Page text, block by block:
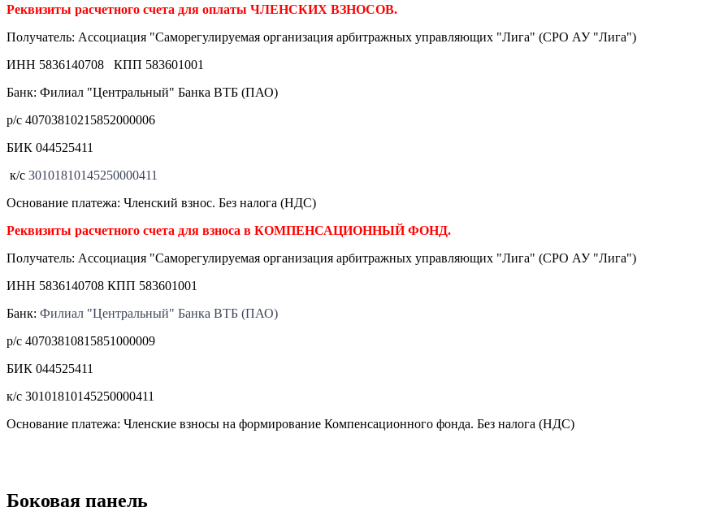
Реквизиты расчетного счета для оплаты ЧЛЕНСКИХ ВЗНОСОВ.
Получатель: Ассоциация "Саморегулируемая организация арбитражных управляющих "Лига" (СРО АУ "Лига")
ИНН 5836140708 КПП 583601001
Банк: Филиал "Центральный" Банка ВТБ (ПАО)
р/с 40703810215852000006
БИК 044525411
к/с 30101810145250000411
Основание платежа: Членский взнос. Без налога (НДС)
Реквизиты расчетного счета для взноса в КОМПЕНСАЦИОННЫЙ ФОНД.
Получатель: Ассоциация "Саморегулируемая организация арбитражных управляющих "Лига" (СРО АУ "Лига")
ИНН 5836140708 КПП 583601001
Банк: Филиал "Центральный" Банка ВТБ (ПАО)
р/с 40703810815851000009
БИК 044525411
к/с 30101810145250000411
Основание платежа: Членские взносы на формирование Компенсационного фонда. Без налога (НДС)
Боковая панель